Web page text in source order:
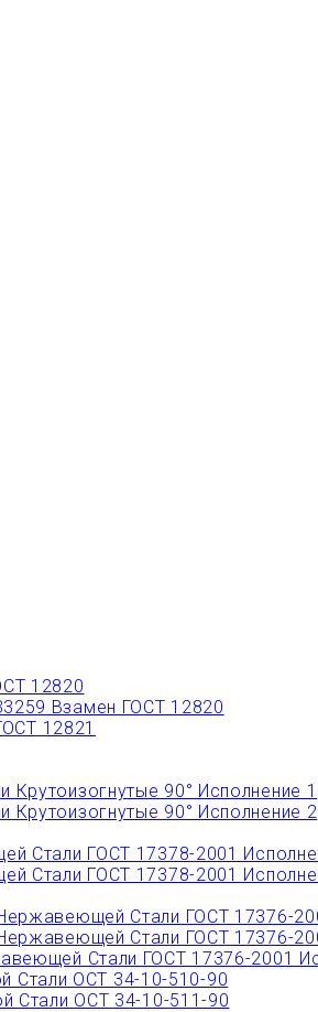
12820
Взамен ГОСТ 12820
12821
90° Исполнение 1
90° Исполнение 2
Стали ГОСТ 17378-2001
Стали ГОСТ 17378-2001
Стали ГОСТ 17376-
Стали ГОСТ 17376-
Стали ГОСТ 17376-2001
Стали ОСТ 34-10-510-90
Стали ОСТ 34-10-511-90